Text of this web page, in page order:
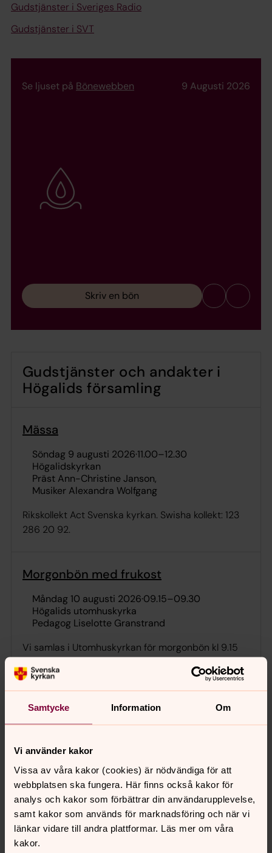
Samtycke Information Om
Vi använder kakor
Vissa av våra kakor (cookies) är nödvändiga för att
webbplatsen ska fungera. Här finns också kakor för
analys och kakor som förbättrar din användarupplevelse,
samt kakor som används för marknadsföring och när vi
länkar vidare till andra plattformar. Läs mer om våra
kakor.
Gudstjänster i Sveriges Radio
Gudstjänster i SVT
Se ljuset på Bönewebben 9 Augusti 2026
Skriv en bön
Gudstjänster och andakter i
Högalids församling
Mässa
söndag 9 augusti 2026·11.00–12.30
Högalidskyrkan
Präst Ann-Christine Janson
Musiker Alexandra Wolfgang
Rikskollekt Act Svenska kyrkan. Swisha kollekt: 123
286 20 92.
Morgonbön med frukost
måndag 10 augusti 2026·09.15–09.30
Högalids utomhuskyrka
Pedagog Liselotte Granstrand
Vi samlas i Utomhuskyrkan för morgonbön kl 9.15
(vid regn i Högalidskyrkan). Sedan serveras frukost
i gemenskapens tecken. Frukosten kostar ingenting
och är öppen kl 9.30–10.30 i Veronikasalen, en
trappa ner i kyrkan.
Morgonbön med frukost
tisdag 11 augusti 2026·09.15–09.30
Högalids utomhuskyrka
Vi samlas i Utomhuskyrkan för morgonbön kl 9.15
(vid regn i Högalidskyrkan). Sedan serveras frukost
i gemenskapens tecken. Frukosten kostar ingenting